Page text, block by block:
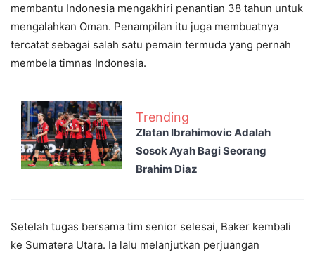
membantu Indonesia mengakhiri penantian 38 tahun untuk
mengalahkan Oman. Penampilan itu juga membuatnya
tercatat sebagai salah satu pemain termuda yang pernah
membela timnas Indonesia.
Trending
Zlatan Ibrahimovic Adalah
Sosok Ayah Bagi Seorang
Brahim Diaz
Setelah tugas bersama tim senior selesai, Baker kembali
ke Sumatera Utara. Ia lalu melanjutkan perjuangan